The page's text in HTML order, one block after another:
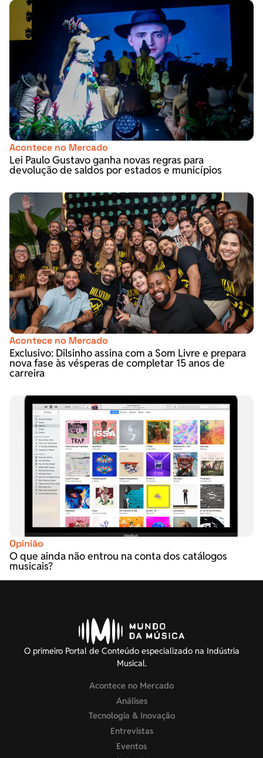
Acontece no Mercado
Lei Paulo Gustavo ganha novas regras para
devolução de saldos por estados e municípios
Acontece no Mercado
Exclusivo: Dilsinho assina com a Som Livre e prepara
nova fase às vésperas de completar 15 anos de
carreira
Opinião
O que ainda não entrou na conta dos catálogos
musicais?
O primeiro Portal de Conteúdo especializado na Indústria
Musical.
Acontece no Mercado
Análises
Tecnologia & Inovação
Entrevistas
Eventos